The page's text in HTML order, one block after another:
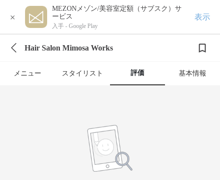
×
MEZONメゾン/美容室定額（サブスク）サ
ービス
入手 - Google Play
表示
Hair Salon Mimosa Works
メニュー スタイリスト 評価 基本情報